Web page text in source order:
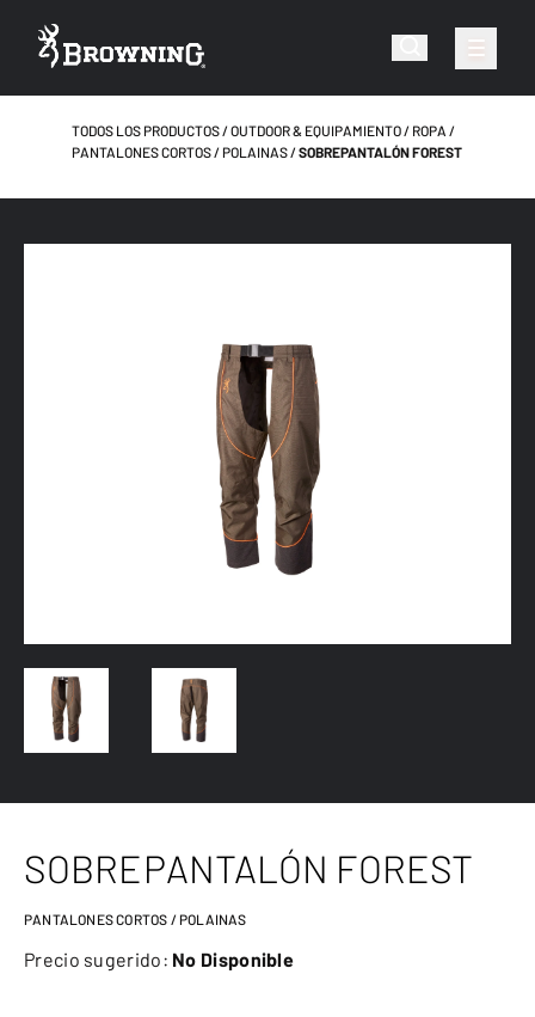
TODOS LOS PRODUCTOS OUTDOOR & EQUIPAMIENTO
ROPA
PANTALONES CORTOS / POLAINAS
SOBREPANTALÓN FOREST
SOBREPANTALÓN FOREST
PANTALONES CORTOS / POLAINAS
Precio sugerido: No Disponible